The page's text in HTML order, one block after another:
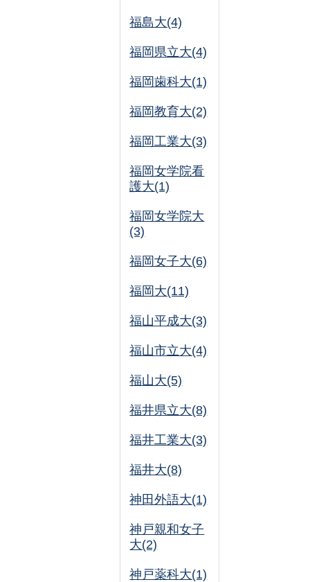
福島大(4)
福岡県立大(4)
福岡歯科大(1)
福岡教育大(2)
福岡工業大(3)
福岡女学院看
護大(1)
福岡女学院大
(3)
福岡女子大(6)
福岡大(11)
福山平成大(3)
福山市立大(4)
福山大(5)
福井県立大(8)
福井工業大(3)
福井大(8)
神田外語大(1)
神戸親和女子
大(2)
神戸薬科大(1)